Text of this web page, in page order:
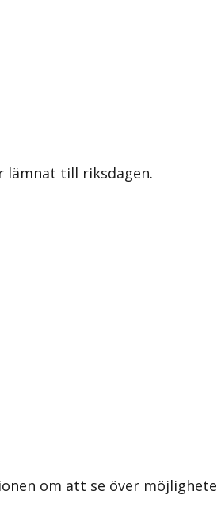
lämnat till riksdagen.
om att se över